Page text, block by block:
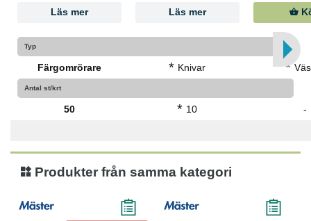
Läs mer Läs mer
Typ
Färgomrörare * Knivar *
Antal st/krt
50 * 10 -
Produkter från samma kategori